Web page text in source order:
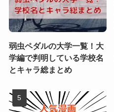
弱虫ペダルの大学一覧！大
学編で判明している学校名
とキャラ総まとめ